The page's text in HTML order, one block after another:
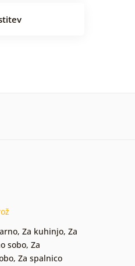
, Za kuhinjo, Za
sobo, Za
, Za spalnico